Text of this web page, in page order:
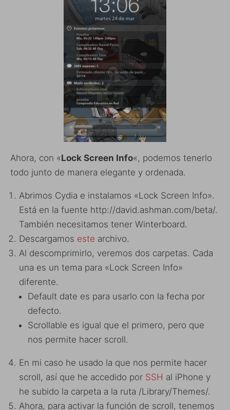
Ahora, con «Lock Screen Info«, podemos tenerlo
todo junto de manera elegante y ordenada.
Abrimos Cydia e instalamos «Lock Screen Info».
Está en la fuente http://david.ashman.com/beta/.
También necesitamos tener Winterboard.
Descargamos este archivo.
Al descomprimirlo, veremos dos carpetas. Cada
una es un tema para «Lock Screen Info»
diferente.
Default date es para usarlo con la fecha por
defecto.
Scrollable es igual que el primero, pero que
nos permite hacer scroll.
En mi caso he usado la que nos permite hacer
scroll, así que he accedido por SSH al iPhone y
he subido la carpeta a la ruta /Library/Themes/.
Ahora, para activar la función de scroll, tenemos